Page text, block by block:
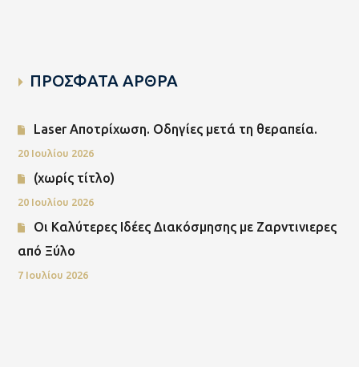
ΠΡΟΣΦΑΤΑ ΑΡΘΡΑ
Laser Αποτρίχωση. Οδηγίες μετά τη θεραπεία.
20 Ιουλίου 2026
(χωρίς τίτλο)
20 Ιουλίου 2026
Οι Καλύτερες Ιδέες Διακόσμησης με Ζαρντινιερες
από Ξύλο
7 Ιουλίου 2026